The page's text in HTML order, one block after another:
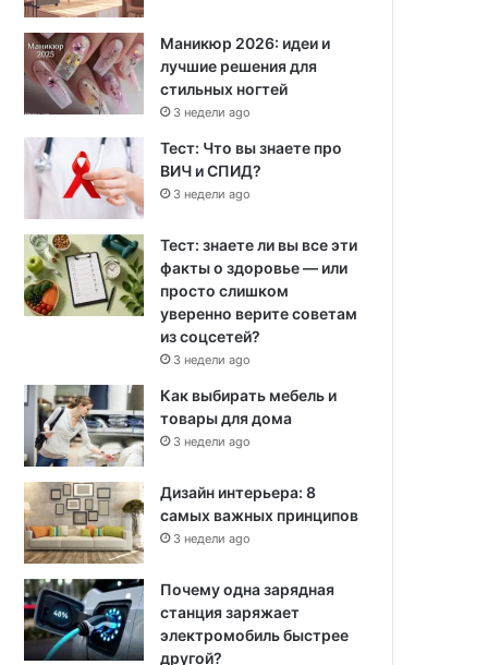
Маникюр 2026: идеи и
лучшие решения для
стильных ногтей
3 недели ago
Тест: Что вы знаете про
ВИЧ и СПИД?
3 недели ago
Тест: знаете ли вы все эти
факты о здоровье — или
просто слишком
уверенно верите советам
из соцсетей?
3 недели ago
Как выбирать мебель и
товары для дома
3 недели ago
Дизайн интерьера: 8
самых важных принципов
3 недели ago
Почему одна зарядная
станция заряжает
электромобиль быстрее
другой?